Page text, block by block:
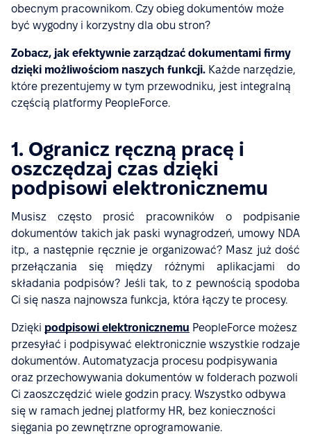
obecnym pracownikom. Czy obieg dokumentów może
być wygodny i korzystny dla obu stron?
Zobacz, jak efektywnie zarządzać dokumentami firmy
dzięki możliwościom naszych funkcji. Każde narzędzie,
które prezentujemy w tym przewodniku, jest integralną
częścią platformy PeopleForce.
1. Ogranicz ręczną pracę i
oszczędzaj czas dzięki
podpisowi elektronicznemu
Musisz często prosić pracowników o podpisanie
dokumentów takich jak paski wynagrodzeń, umowy NDA
itp., a następnie ręcznie je organizować? Masz już dość
przełączania się między różnymi aplikacjami do
składania podpisów? Jeśli tak, to z pewnością spodoba
Ci się nasza najnowsza funkcja, która łączy te procesy.
Dzięki podpisowi elektronicznemu PeopleForce możesz
przesyłać i podpisywać elektronicznie wszystkie rodzaje
dokumentów. Automatyzacja procesu podpisywania
oraz przechowywania dokumentów w folderach pozwoli
Ci zaoszczędzić wiele godzin pracy. Wszystko odbywa
się w ramach jednej platformy HR, bez konieczności
sięgania po zewnętrzne oprogramowanie.